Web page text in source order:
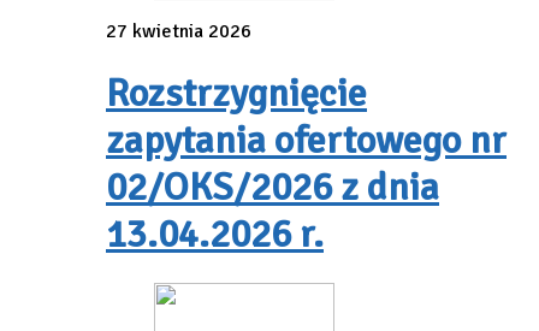
27 kwietnia 2026
Rozstrzygnięcie
zapytania ofertowego nr
02/OKS/2026 z dnia
13.04.2026 r.